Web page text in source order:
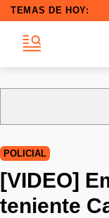
TEMAS DE HOY:
POLICIAL
[VIDEO]
teniente